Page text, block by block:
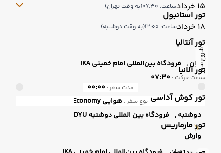
تور استانبول
تور آنتالیا
تور آلانیا
تور کوش آداسی
تور مارماریس
15 خرداد ساعت: 07:30 (به وقت تهران)
18 خرداد ساعت: 13:00 (به وقت دوشنبه)
شروع سفر
تهران , فرودگاه بین‌المللی امام خمینی IKA
ساعت حرکت : 07:30
مدت سفر : 00:00
نوع سفر : هوایی
دوشنبه , فرودگاه بین المللی دوشنبه DYU
وارش